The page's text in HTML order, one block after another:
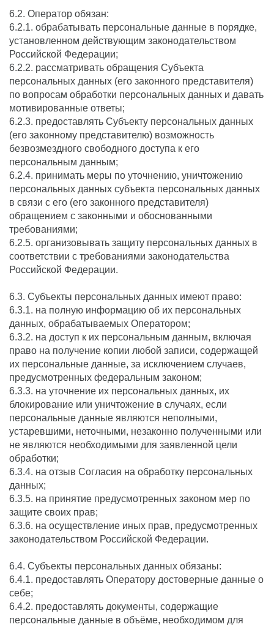
6.2. Оператор обязан:
6.2.1. обрабатывать персональные данные в порядке,
установленном действующим законодательством
Российской Федерации;
6.2.2. рассматривать обращения Субъекта
персональных данных (его законного представителя)
по вопросам обработки персональных данных и давать
мотивированные ответы;
6.2.3. предоставлять Субъекту персональных данных
(его законному представителю) возможность
безвозмездного свободного доступа к его
персональным данным;
6.2.4. принимать меры по уточнению, уничтожению
персональных данных субъекта персональных данных
в связи с его (его законного представителя)
обращением с законными и обоснованными
требованиями;
6.2.5. организовывать защиту персональных данных в
соответствии с требованиями законодательства
Российской Федерации.
6.3. Субъекты персональных данных имеют право:
6.3.1. на полную информацию об их персональных
данных, обрабатываемых Оператором;
6.3.2. на доступ к их персональным данным, включая
право на получение копии любой записи, содержащей
их персональные данные, за исключением случаев,
предусмотренных федеральным законом;
6.3.3. на уточнение их персональных данных, их
блокирование или уничтожение в случаях, если
персональные данные являются неполными,
устаревшими, неточными, незаконно полученными или
не являются необходимыми для заявленной цели
обработки;
6.3.4. на отзыв Согласия на обработку персональных
данных;
6.3.5. на принятие предусмотренных законом мер по
защите своих прав;
6.3.6. на осуществление иных прав, предусмотренных
законодательством Российской Федерации.
6.4. Субъекты персональных данных обязаны:
6.4.1. предоставлять Оператору достоверные данные о
себе;
6.4.2. предоставлять документы, содержащие
персональные данные в объёме, необходимом для